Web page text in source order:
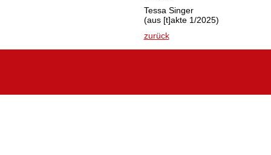
Tessa Singer
(aus [t]akte 1/2025)
zurück